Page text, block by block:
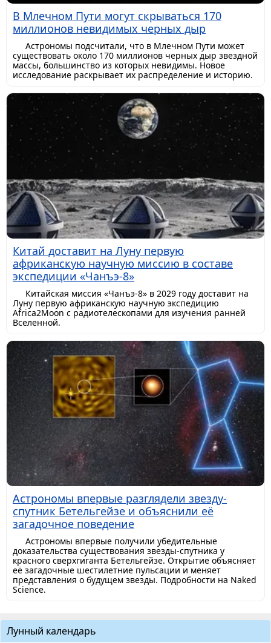
В Млечном Пути могут скрываться 170
миллионов невидимых черных дыр
Астрономы подсчитали, что в Млечном Пути может
существовать около 170 миллионов черных дыр звездной
массы, большинство из которых невидимы. Новое
исследование раскрывает их распределение и историю.
Китай доставит на Луну первую
африканскую научную миссию в составе
экспедиции «Чанъэ-8»
Китайская миссия «Чанъэ-8» в 2029 году доставит на
Луну первую африканскую научную экспедицию
Africa2Moon с радиотелескопами для изучения ранней
Вселенной.
Астрономы впервые разглядели звезду-
спутник Бетельгейзе и объяснили её
загадочное поведение
Астрономы впервые получили убедительные
доказательства существования звезды-спутника у
красного сверхгиганта Бетельгейзе. Открытие объясняет
её загадочные шестилетние пульсации и меняет
представления о будущем звезды. Подробности на Naked
Science.
Лунный календарь